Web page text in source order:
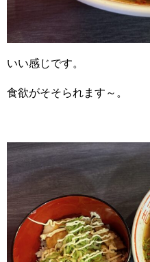
いい感じです。
食欲がそそられます～。